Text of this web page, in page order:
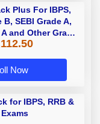
Plus For IBPS,
B, SEBI Grade A,
and Other Grade
Bank Exams
Now
for IBPS, RRB &